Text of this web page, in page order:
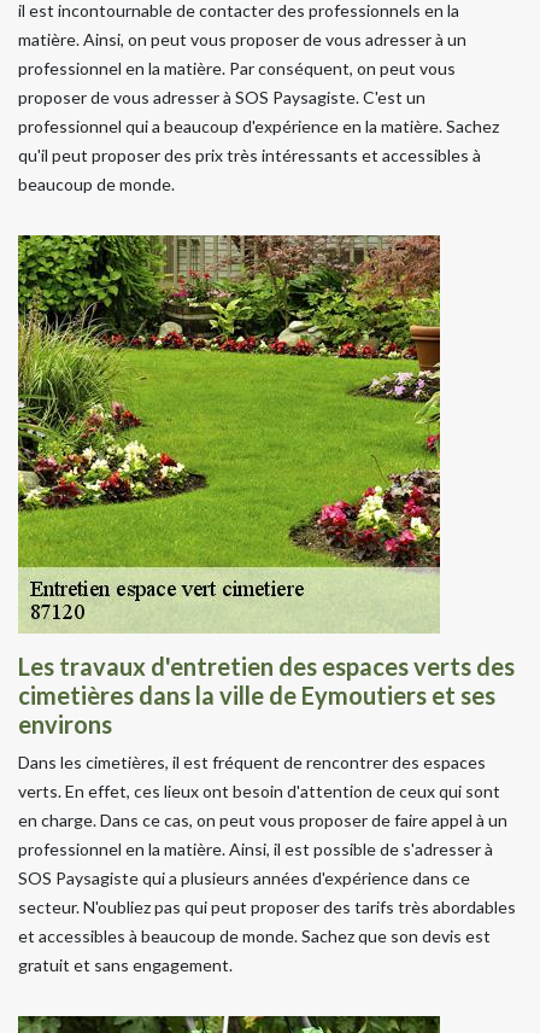
il est incontournable de contacter des professionnels en la
matière. Ainsi, on peut vous proposer de vous adresser à un
professionnel en la matière. Par conséquent, on peut vous
proposer de vous adresser à SOS Paysagiste. C'est un
professionnel qui a beaucoup d'expérience en la matière. Sachez
qu'il peut proposer des prix très intéressants et accessibles à
beaucoup de monde.
Les travaux d'entretien des espaces verts des
cimetières dans la ville de Eymoutiers et ses
environs
Dans les cimetières, il est fréquent de rencontrer des espaces
verts. En effet, ces lieux ont besoin d'attention de ceux qui sont
en charge. Dans ce cas, on peut vous proposer de faire appel à un
professionnel en la matière. Ainsi, il est possible de s'adresser à
SOS Paysagiste qui a plusieurs années d'expérience dans ce
secteur. N'oubliez pas qui peut proposer des tarifs très abordables
et accessibles à beaucoup de monde. Sachez que son devis est
gratuit et sans engagement.